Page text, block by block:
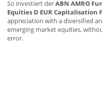
So investiert derABN AMRO
Equities D EUR Capitalisation
appreciation with a diversified
emerging market equities,
error.